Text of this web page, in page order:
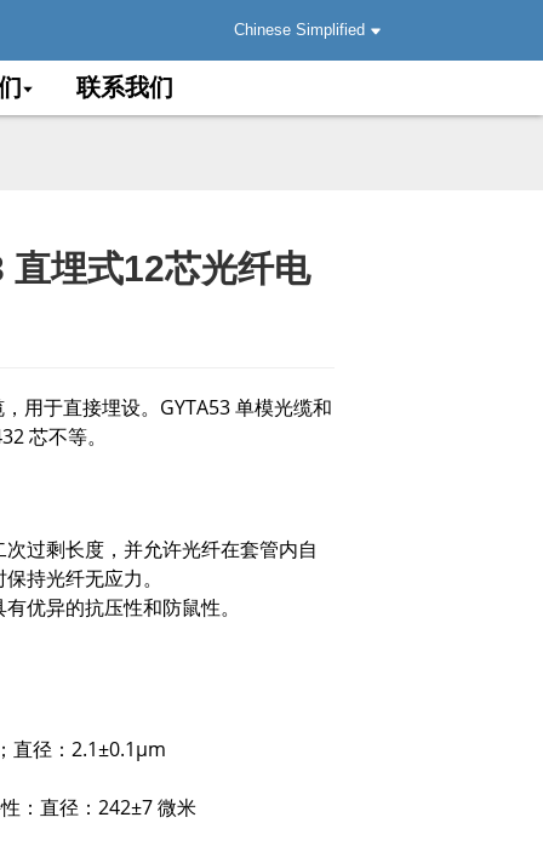
Chinese Simplified
联系我们
直埋式12芯光纤电
用于直接埋设。GYTA53 单模光缆和
芯不等。
过剩长度，并允许光纤在套管内自
持光纤无应力。
优异的抗压性和防鼠性。
直径：2.1±0.1μm
：直径：242±7 微米